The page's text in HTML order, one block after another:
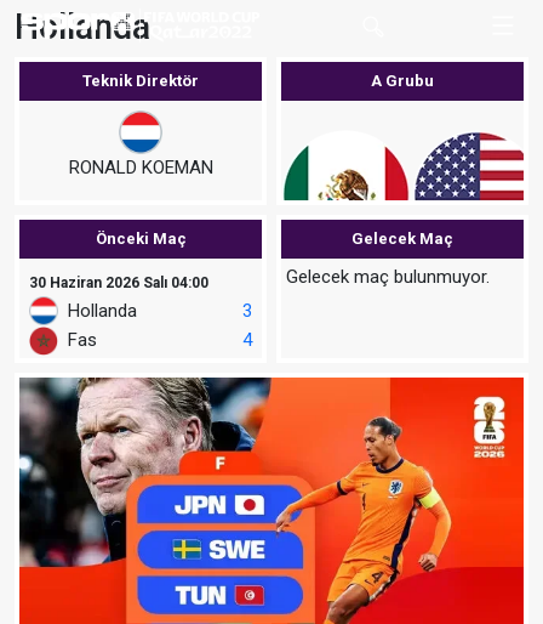
Hollanda
Teknik Direktör
RONALD KOEMAN
A Grubu
MEK ABD
Önceki Maç
30 Haziran 2026 Salı 04:00
Hollanda
Fas
3
4
Gelecek Maç
Gelecek maç bulunmuyor.